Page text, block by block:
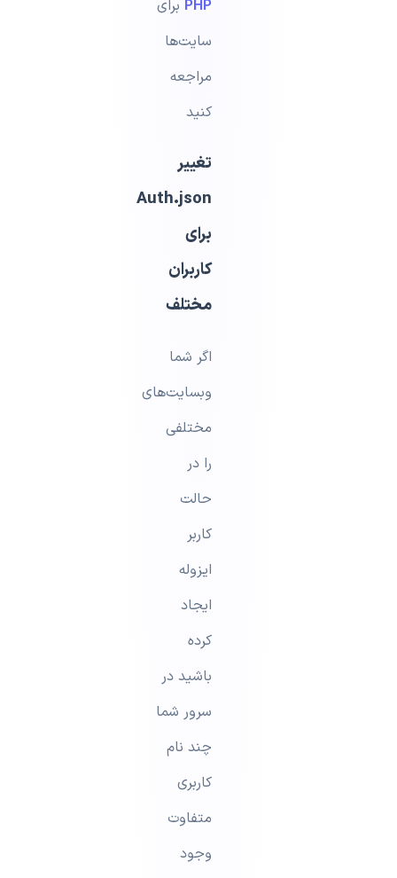
PHP برای
سایت‌ها
مراجعه
کنید
تغییر
Auth.json
برای
کاربران
مختلف
اگر شما
وبسایت‌های
مختلفی
را در
حالت
کاربر
ایزوله
ایجاد
کرده
باشید در
سرور شما
چند نام
کاربری
متفاوت
وجود